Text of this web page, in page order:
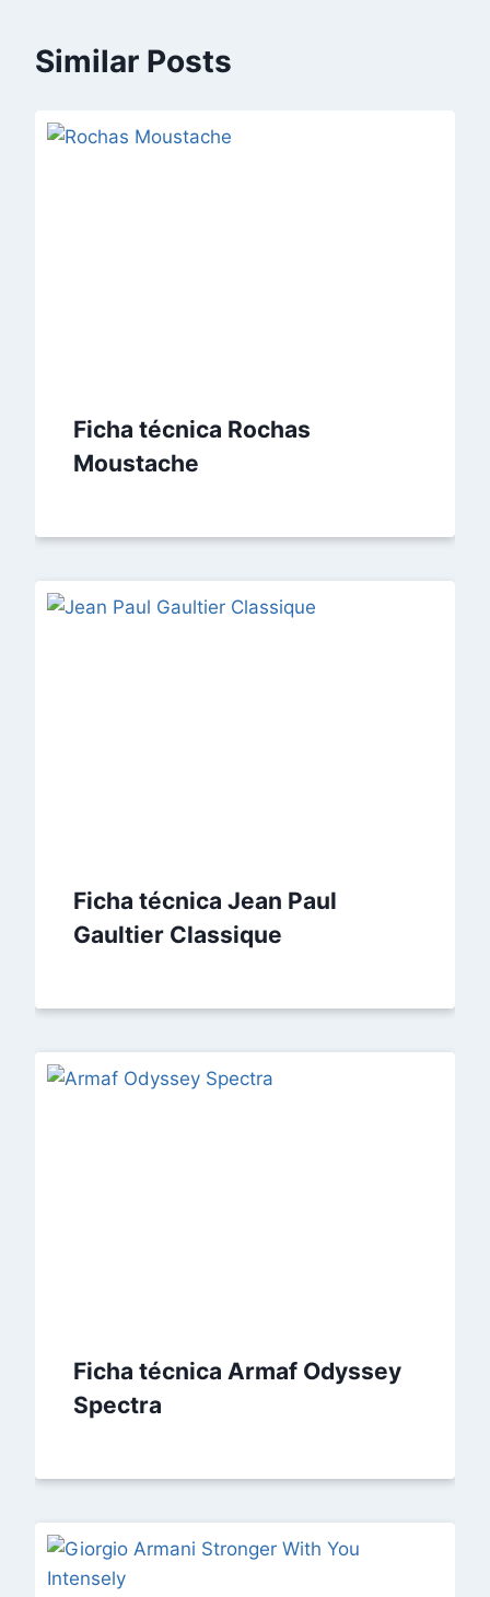
Similar Posts
Ficha técnica Rochas
Moustache
Ficha técnica Jean Paul
Gaultier Classique
Ficha técnica Armaf Odyssey
Spectra